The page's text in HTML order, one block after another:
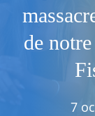
de
7